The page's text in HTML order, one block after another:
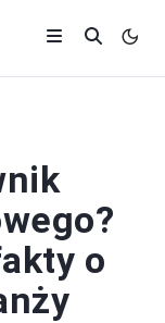
o